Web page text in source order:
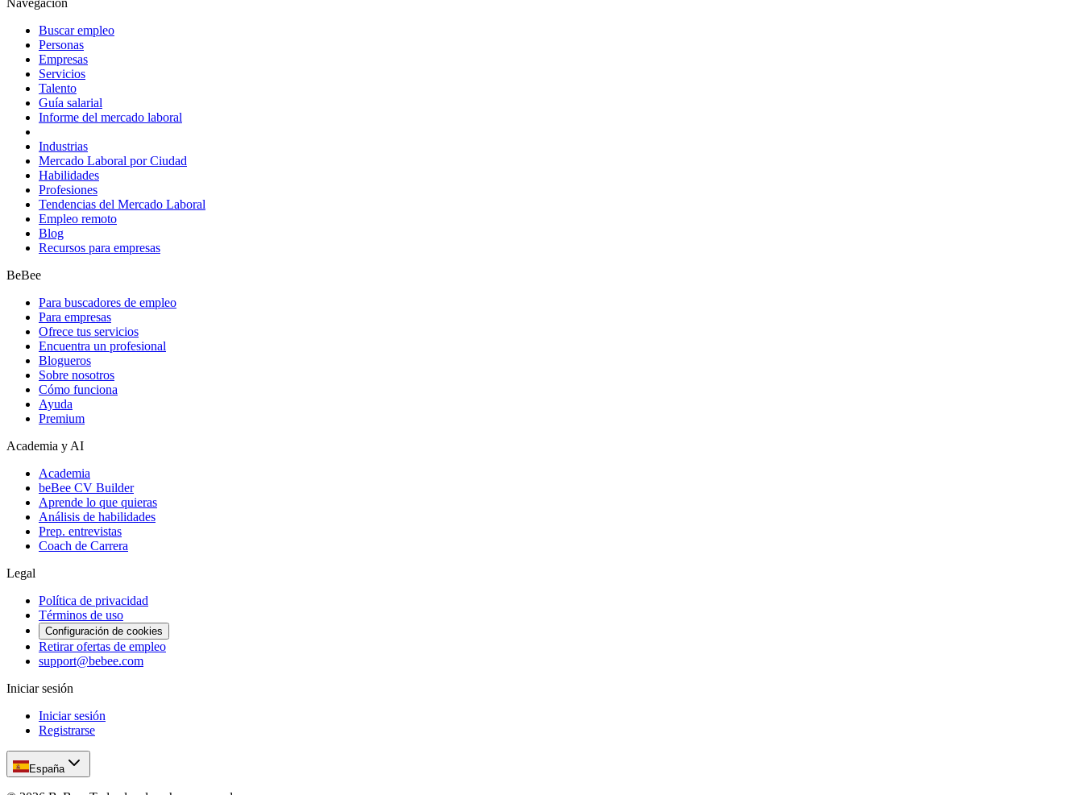
Buscar empleo
Personas
Empresas
Servicios
Talento
Guía salarial
Informe del mercado laboral
Industrias
Mercado Laboral por Ciudad
Habilidades
Profesiones
Tendencias del Mercado Laboral
Empleo remoto
Blog
Recursos para empresas
BeBee
Para buscadores de empleo
Para empresas
Ofrece tus servicios
Encuentra un profesional
Blogueros
Sobre nosotros
Cómo funciona
Ayuda
Premium
Academia y AI
Academia
beBee CV Builder
Aprende lo que quieras
Análisis de habilidades
Prep. entrevistas
Coach de Carrera
Legal
Política de privacidad
Términos de uso
Configuración de cookies
Retirar ofertas de empleo
support@bebee.com
Iniciar sesión
Iniciar sesión
Registrarse
España